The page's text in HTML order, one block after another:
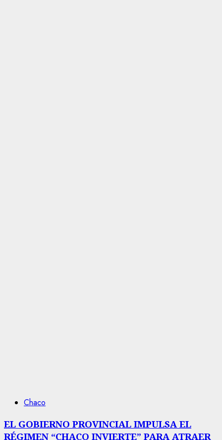
Chaco
EL GOBIERNO PROVINCIAL IMPULSA EL
RÉGIMEN “CHACO INVIERTE” PARA ATRAER